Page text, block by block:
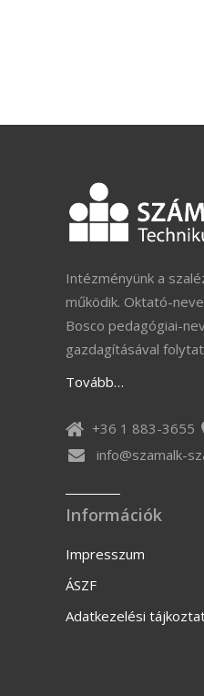
Intézményünk a
működik. Oktató-
Bosco pedagógiai-
gazdagításával
Tovább…
+36 1 883-3655
info@szamalk-
Információk
Impresszum
ÁSZF
Adatkezelési